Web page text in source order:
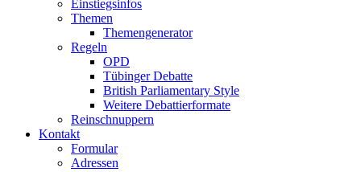
Einstiegsinfos
Themen
Themengenerator
Regeln
OPD
Tübinger Debatte
British Parliamentary Style
Weitere Debattierformate
Reinschnuppern
Kontakt
Formular
Adressen